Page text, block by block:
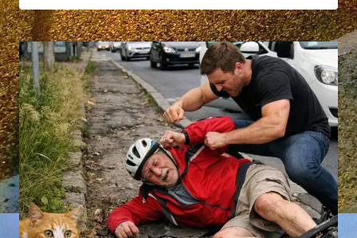
TEMPOLIMIT
&
BÖLLERVERBOT
–
DEMOKRATIE
BITTET
BEVÖLKERUNG
HÖFLICH,
DAS
BITTE
FÜR
SICH
ZU
BEHALTEN